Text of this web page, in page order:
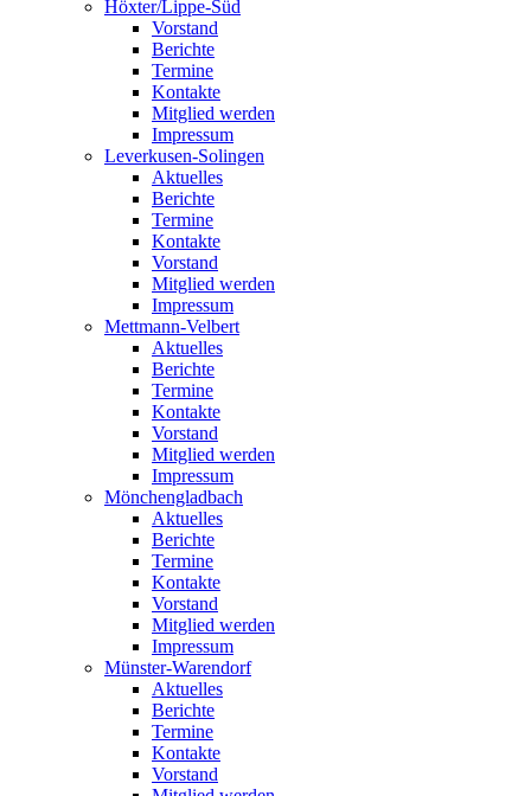
Höxter/Lippe-Süd
Vorstand
Berichte
Termine
Kontakte
Mitglied werden
Impressum
Leverkusen-Solingen
Aktuelles
Berichte
Termine
Kontakte
Vorstand
Mitglied werden
Impressum
Mettmann-Velbert
Aktuelles
Berichte
Termine
Kontakte
Vorstand
Mitglied werden
Impressum
Mönchengladbach
Aktuelles
Berichte
Termine
Kontakte
Vorstand
Mitglied werden
Impressum
Münster-Warendorf
Aktuelles
Berichte
Termine
Kontakte
Vorstand